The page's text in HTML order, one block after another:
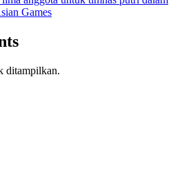
Games
ditampilkan.